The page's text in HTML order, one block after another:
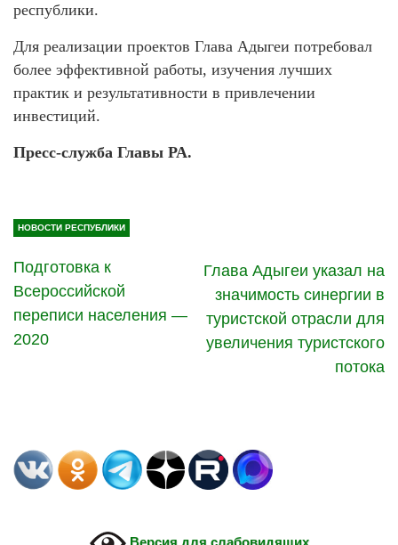
республики.
Для реализации проектов Глава Адыгеи потребовал
более эффективной работы, изучения лучших
практик и результативности в привлечении
инвестиций.
Пресс-служба Главы РА.
НОВОСТИ РЕСПУБЛИКИ
Подготовка к
Всероссийской
переписи населения —
2020
Глава Адыгеи указал на
значимость синергии в
туристской отрасли для
увеличения туристского
потока